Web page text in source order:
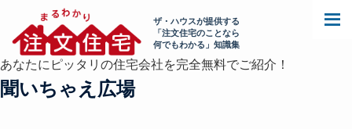
ザ・ハウスが提供する
「注文住宅のことなら
何でもわかる」知識集
あなたにピッタリの住宅会社を完全無料でご紹介！
聞いちゃえ広場